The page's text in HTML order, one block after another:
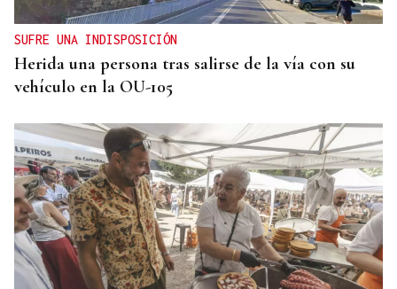
SUFRE UNA INDISPOSICIÓN
Herida una persona tras salirse de la vía con su
vehículo en la OU-105